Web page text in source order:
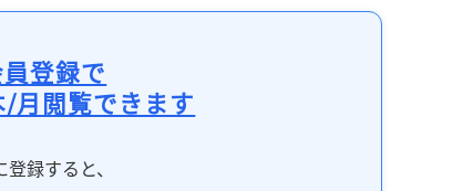
登録で
月閲覧できます
録すると、